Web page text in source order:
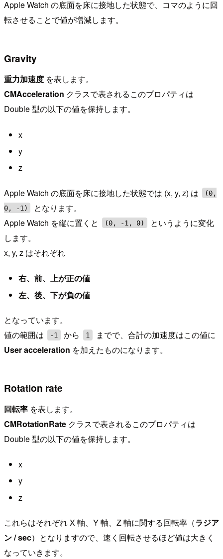
Apple Watch の底面を床に接地した状態で、コマのように回
転させることで値が増減します。
Gravity
重力加速度 を表します。
CMAcceleration クラスで表されるこのプロパティは
Double 型の以下の値を保持します。
x
y
z
Apple Watch の底面を床に接地した状態では (x, y, z) は
(0,
0, -1)
となります。
Apple Watch を縦に置くと
(0, -1, 0)
というように変化
します。
x, y, z はそれぞれ
右、前、上が正の値
左、後、下が負の値
となっています。
値の範囲は
-1 から 1
までで、合計の加速度はこの値に
User acceleration を加えたものになります。
Rotation rate
回転率 を表します。
CMRotationRate クラスで表されるこのプロパティは
Double 型の以下の値を保持します。
x
y
z
これらはそれぞれ X 軸、Y 軸、Z 軸に関する回転率（ラジア
ン / sec）となりますので、速く回転させるほど値は大きく
なっていきます。